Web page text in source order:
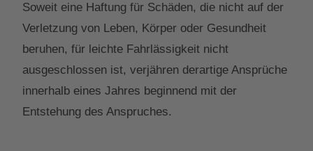
Soweit eine Haftung für Schäden, die nicht auf der
Verletzung von Leben, Körper oder Gesundheit
beruhen, für leichte Fahrlässigkeit nicht
ausgeschlossen ist, verjähren derartige Ansprüche
innerhalb eines Jahres beginnend mit der
Entstehung des Anspruches.